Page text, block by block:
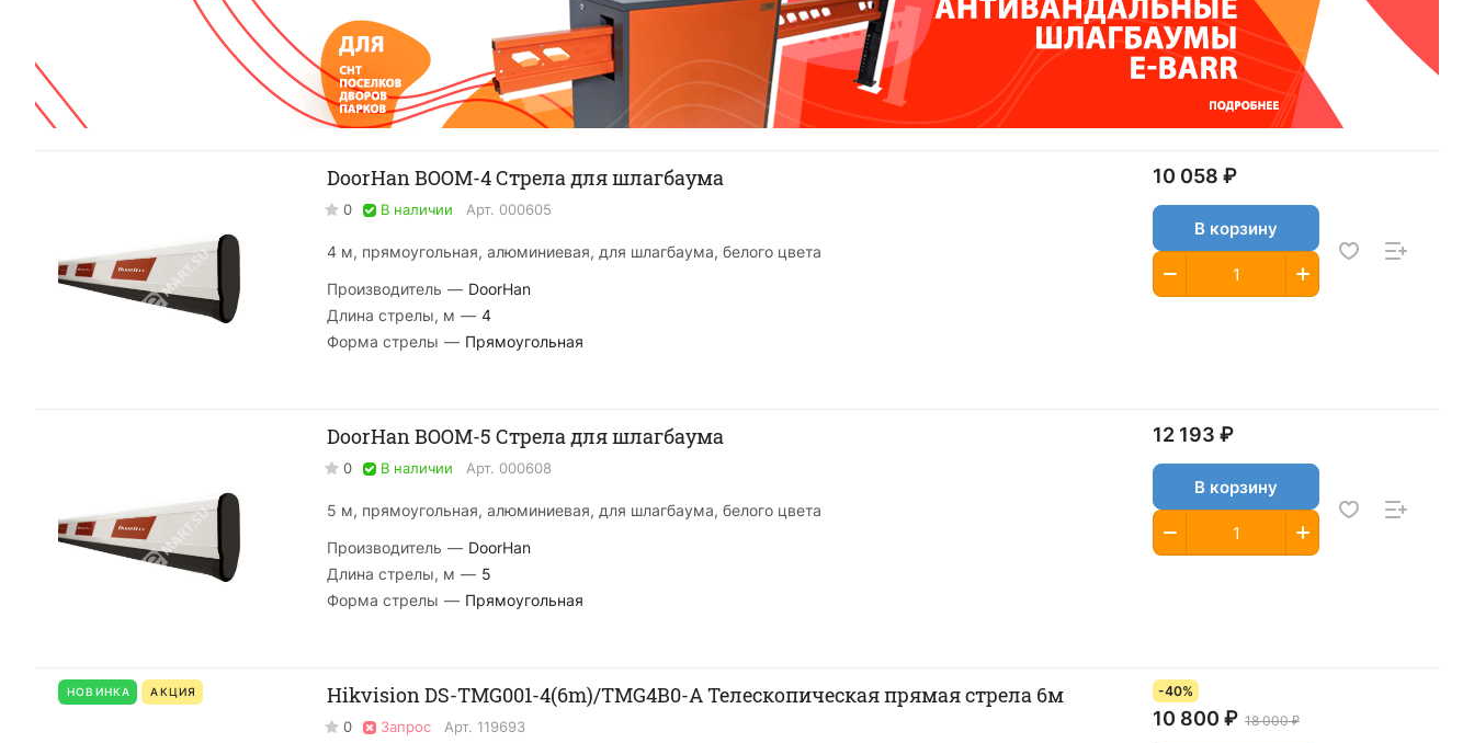
DoorHan BOOM-4 Стрела для шлагбаума
0 В наличии Арт. 000605
4 м, прямоугольная, алюминиевая, для шлагбаума, белого цвета
Производитель — DoorHan
Длина стрелы, м — 4
Форма стрелы — Прямоугольная
10 058 ₽
В корзину
DoorHan BOOM-5 Стрела для шлагбаума
0 В наличии Арт. 000608
5 м, прямоугольная, алюминиевая, для шлагбаума, белого цвета
Производитель — DoorHan
Длина стрелы, м — 5
Форма стрелы — Прямоугольная
12 193 ₽
В корзину
НОВИНКА АКЦИЯ Hikvision DS-TMG001-4(6m)/TMG4B0-A Телескопическая прямая стрела 6м
0 Запрос Арт. 119693
-40%
10 800 ₽ 18 000 ₽